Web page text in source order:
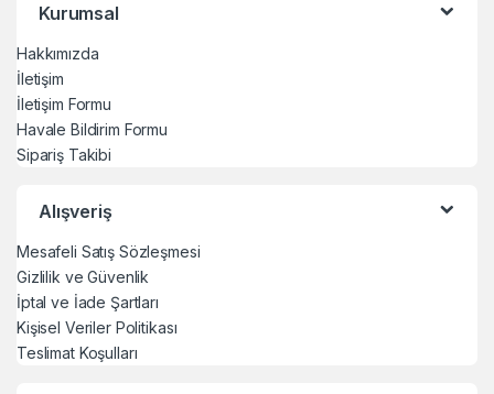
Kurumsal
Hakkımızda
İletişim
İletişim Formu
Havale Bildirim Formu
Sipariş Takibi
Alışveriş
Mesafeli Satış Sözleşmesi
Gizlilik ve Güvenlik
İptal ve İade Şartları
Kişisel Veriler Politikası
Teslimat Koşulları